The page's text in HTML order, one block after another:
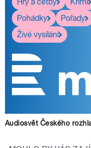
Pohádky
Pořady
Živé vysílání
Audiosvět Českého